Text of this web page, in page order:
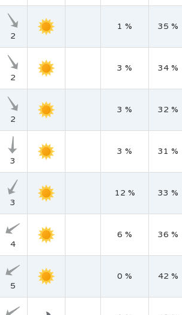
2
1 % 35 %
2
3 % 34 %
2
3 % 32 %
3
3 % 31 %
3
12 % 33 %
4
6 % 36 %
5
0 % 42 %